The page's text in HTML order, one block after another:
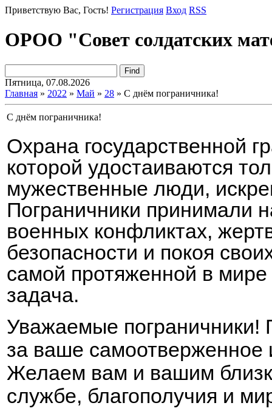
Приветствую Вас, Гость! Регистрация Вход RSS
ОРОО "Совет солдатских
Пятница, 07.08.2026
Главная » 2022 » Май » 28 » С днём пограничника!
С днём пограничника!
Охрана государственной
которой удостаиваются
мужественные люди,
Пограничники принимали
военных конфликтах,
безопасности и покоя
самой протяженной в
задача.
Уважаемые пограничники!
за ваше самоотверженное
Желаем вам и вашим
службе, благополучия и